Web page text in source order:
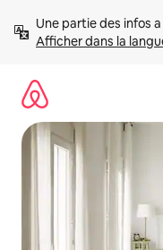
directement
Afficher dans la